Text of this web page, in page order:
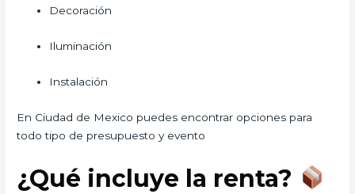
Decoración
Iluminación
Instalación
En Ciudad de Mexico puedes encontrar opciones para
todo tipo de presupuesto y evento
¿Qué incluye la renta?